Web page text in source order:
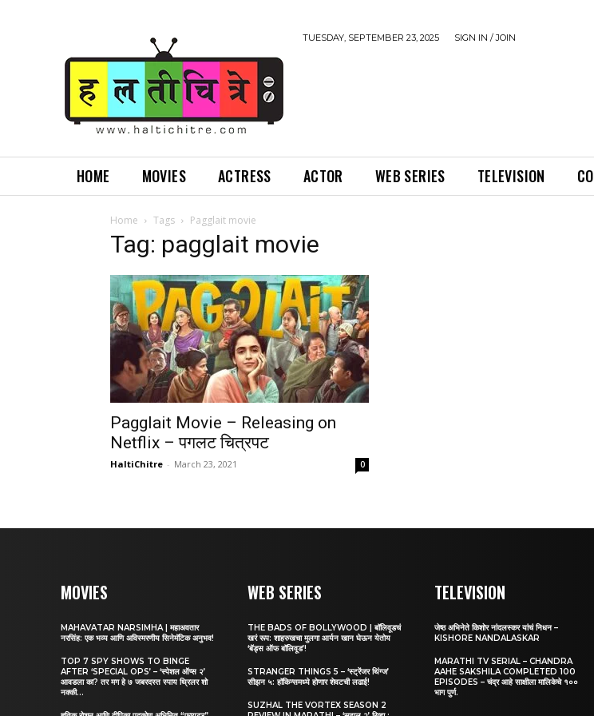
TUESDAY, SEPTEMBER 23, 2025 SIGN IN / JOIN
HOME MOVIES ACTRESS ACTOR WEB SERIES TELEVISION
Home Tags Pagglait movie
Tag: pagglait movie
Pagglait Movie – Releasing on
Netflix – पगलट चित्रपट
HaltiChitre - March 23, 2021 0
MOVIES
MAHAVATAR NARSIMHA | महाअवतार
नरसिंह: एक भव्य आणि अविस्मरणीय सिनेमॅटिक अनुभव!
TOP 7 SPY SHOWS TO BINGE
AFTER ‘SPECIAL OPS’ – ‘स्पेशल ऑप्स २’
आवडला का? तर मग हे ७ जबरदस्त स्पाय थ्रिलर शो
नक्की...
WEB SERIES
THE BADS OF BOLLYWOOD | बॉलिवूडचं
खरं रूप: शाहरुखचा मुलगा आर्यन खान घेऊन येतोय
‘बॅड्स ऑफ बॉलिवूड’!
STRANGER THINGS 5 – ‘स्ट्रेंजर थिंग्ज’
सीझन ५: हॉकिन्समध्ये होणार शेवटची लढाई!
SUZHAL THE VORTEX SEASON 2
TELEVISION
जेष्ठ अभिनेते किशोर नांदलस्कर यांचं निधन –
KISHORE NANDALASKAR
MARATHI TV SERIAL – CHANDRA
AAHE SAKSHILA COMPLETED 100
EPISODES – चंद्र आहे साक्षीला मालिकेचे १००
भाग पुर्ण.